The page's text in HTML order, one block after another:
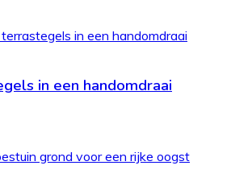
in een handomdraai